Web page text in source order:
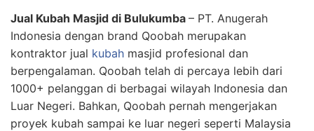
Jual Kubah Masjid di Bulukumba – PT. Anugerah
Indonesia dengan brand Qoobah merupakan
kontraktor jual kubah masjid profesional dan
berpengalaman. Qoobah telah di percaya lebih dari
1000+ pelanggan di berbagai wilayah Indonesia dan
Luar Negeri. Bahkan, Qoobah pernah mengerjakan
proyek kubah sampai ke luar negeri seperti Malaysia